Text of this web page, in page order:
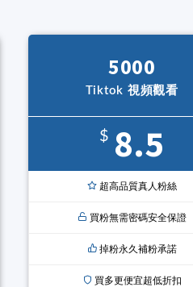
5000
Tiktok 視頻觀看
$ 8.5
超高品質真人粉絲
買粉無需密碼安全保證
掉粉永久補粉承諾
買多更便宜超低折扣